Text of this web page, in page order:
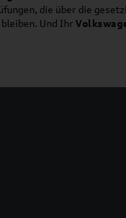
die über die
Und Ihr